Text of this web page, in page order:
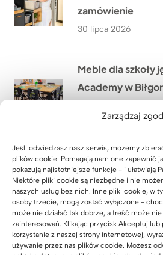
Zarządzaj
Jeśli odwiedzasz nasz serwis, możemy
plików cookie. Pomagają nam one zapewnić
pokazują najistotniejsze funkcje - i ułatwiają
Niektóre pliki cookie są niezbędne i nie
naszych usług bez nich. Inne pliki cookie, w
osoby trzecie, mogą zostać wyłączone -
może nie działać tak dobrze, a treść może
zainteresowań. Klikając przycisk Akceptuj
korzystanie z naszej strony internetowej,
używanie przez nas plików cookie. Możesz
zamówienie
30 lipca 2026
Meble dla szkoły
Academy w
29 lipca 2026
Meble biurowe
Adwokackiej
Giezowskiej w
28 lipca 2026